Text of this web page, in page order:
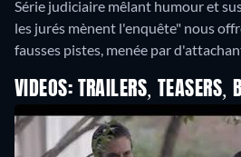
Série judiciaire mêlant humour et
les jurés mènent l'enquête" nous
fausses pistes, menée par
VIDEOS: TRAILERS, TEASERS,